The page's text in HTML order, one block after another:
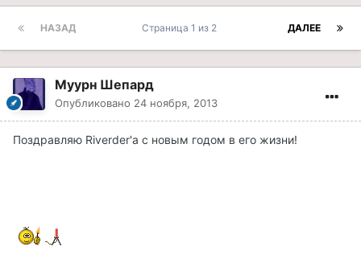
НАЗАД ДАЛЕЕ
Страница 1 из 2
Муурн Шепард
Опубликовано 24 ноября, 2013
Поздравляю Riverder'а с новым годом в его жизни!